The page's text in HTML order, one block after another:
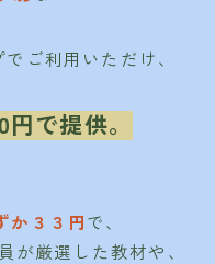
ご利用いただけ、
で提供。
か３３円で、
が厳選した教材や、